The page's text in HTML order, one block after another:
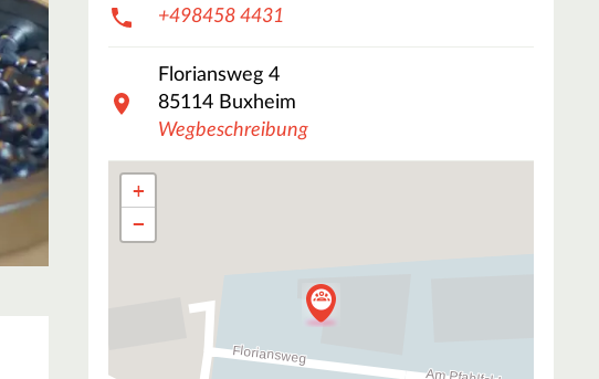
+498458 4431
Floriansweg 4
85114 Buxheim
Wegbeschreibung
+
−